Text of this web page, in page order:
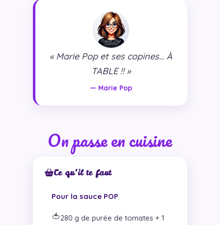
« Marie Pop et ses copines… À
TABLE !! »
— Marie Pop
On passe en cuisine
Ce qu’il te faut
Pour la sauce POP
🍅280 g de purée de tomates + 1